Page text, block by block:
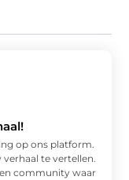
op ons platform.
te vertellen.
community waar